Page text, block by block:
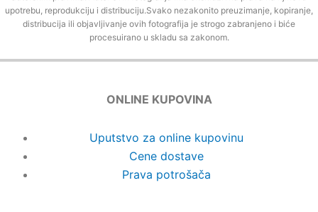
upotrebu, reprodukciju i distribuciju.Svako nezakonito preuzimanje, kopiranje,
distribucija ili objavljivanje ovih fotografija je strogo zabranjeno i biće
procesuirano u skladu sa zakonom.
ONLINE KUPOVINA
Uputstvo za online kupovinu
Cene dostave
Prava potrošača